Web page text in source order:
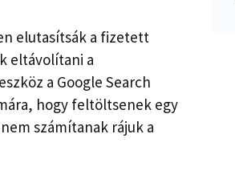
elutasítsák a fizetett
eltávolítani a
a Google Search
hogy feltöltsenek egy
számítanak rájuk a